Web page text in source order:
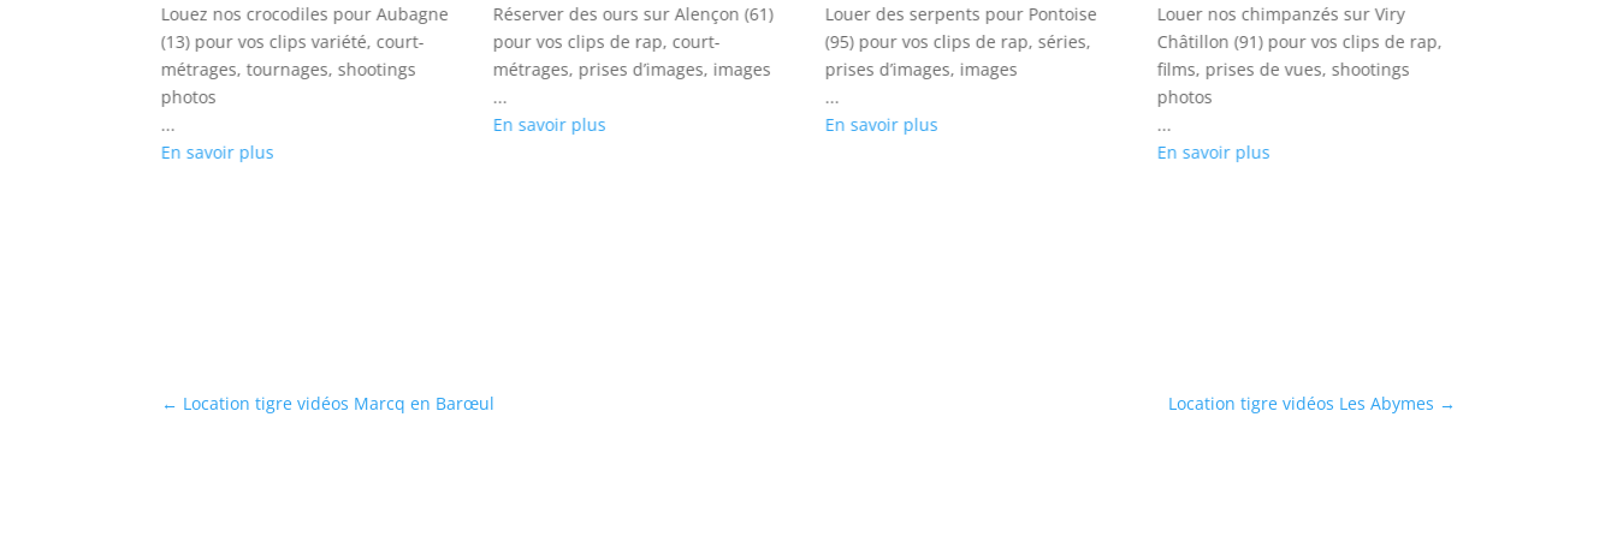
Louez nos crocodiles pour Aubagne
(13) pour vos clips variété, court-
métrages, tournages, shootings
photos
...
En savoir plus
Réserver des ours sur Alençon (61)
pour vos clips de rap, court-
métrages, prises d’images, images
...
En savoir plus
Louer des serpents pour Pontoise
(95) pour vos clips de rap, séries,
prises d’images, images
...
En savoir plus
Louer nos chimpanzés sur Viry
Châtillon (91) pour vos clips de rap,
films, prises de vues, shootings
photos
...
En savoir plus
← Location tigre vidéos Marcq en Barœul Location tigre vidéos Les Abymes →